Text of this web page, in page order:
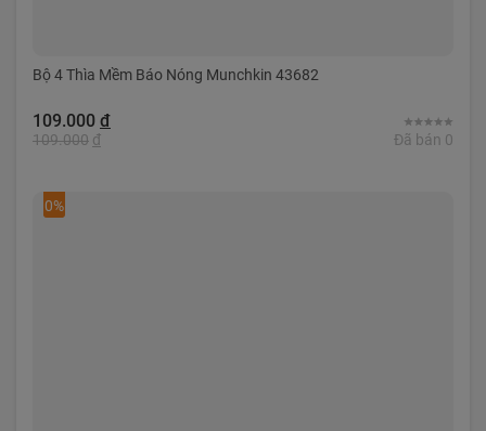
Bộ 4 Thìa Mềm Báo Nóng Munchkin 43682
109.000 đ
109.000 đ Đã bán 0
0%